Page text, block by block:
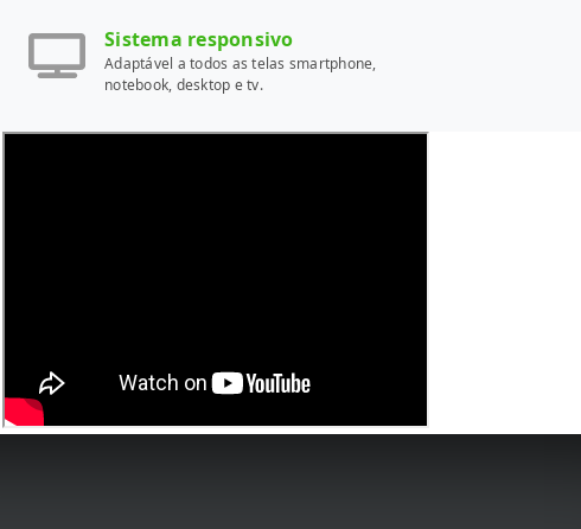
Sistema responsivo
Adaptável a todos as telas smartphone,
notebook, desktop e tv.